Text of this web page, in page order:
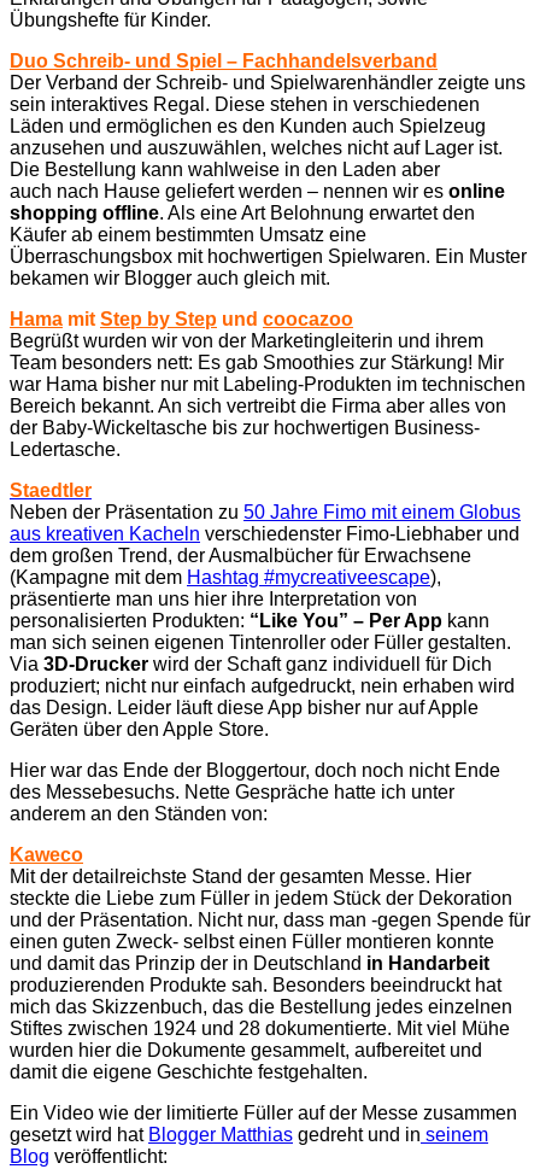
Übungshefte für Kinder.
Duo Schreib- und Spiel – Fachhandelsverband
Der Verband der Schreib- und Spielwarenhändler zeigte uns
sein interaktives Regal. Diese stehen in verschiedenen
Läden und ermöglichen es den Kunden auch Spielzeug
anzusehen und auszuwählen, welches nicht auf Lager ist.
Die Bestellung kann wahlweise in den Laden aber
auch nach Hause geliefert werden – nennen wir es online
shopping offline. Als eine Art Belohnung erwartet den
Käufer ab einem bestimmten Umsatz eine
Überraschungsbox mit hochwertigen Spielwaren. Ein Muster
bekamen wir Blogger auch gleich mit.
Hama mit Step by Step und coocazoo
Begrüßt wurden wir von der Marketingleiterin und ihrem
Team besonders nett: Es gab Smoothies zur Stärkung! Mir
war Hama bisher nur mit Labeling-Produkten im technischen
Bereich bekannt. An sich vertreibt die Firma aber alles von
der Baby-Wickeltasche bis zur hochwertigen Business-
Ledertasche.
Staedtler
Neben der Präsentation zu 50 Jahre Fimo mit einem Globus
aus kreativen Kacheln verschiedenster Fimo-Liebhaber und
dem großen Trend, der Ausmalbücher für Erwachsene
(Kampagne mit dem Hashtag #mycreativeescape),
präsentierte man uns hier ihre Interpretation von
personalisierten Produkten: “Like You” – Per App kann
man sich seinen eigenen Tintenroller oder Füller gestalten.
Via 3D-Drucker wird der Schaft ganz individuell für Dich
produziert; nicht nur einfach aufgedruckt, nein erhaben wird
das Design. Leider läuft diese App bisher nur auf Apple
Geräten über den Apple Store.
Hier war das Ende der Bloggertour, doch noch nicht Ende
des Messebesuchs. Nette Gespräche hatte ich unter
anderem an den Ständen von:
Kaweco
Mit der detailreichste Stand der gesamten Messe. Hier
steckte die Liebe zum Füller in jedem Stück der Dekoration
und der Präsentation. Nicht nur, dass man -gegen Spende für
einen guten Zweck- selbst einen Füller montieren konnte
und damit das Prinzip der in Deutschland in Handarbeit
produzierenden Produkte sah. Besonders beeindruckt hat
mich das Skizzenbuch, das die Bestellung jedes einzelnen
Stiftes zwischen 1924 und 28 dokumentierte. Mit viel Mühe
wurden hier die Dokumente gesammelt, aufbereitet und
damit die eigene Geschichte festgehalten.
Ein Video wie der limitierte Füller auf der Messe zusammen
gesetzt wird hat Blogger Matthias gedreht und in seinem
Blog veröffentlicht: